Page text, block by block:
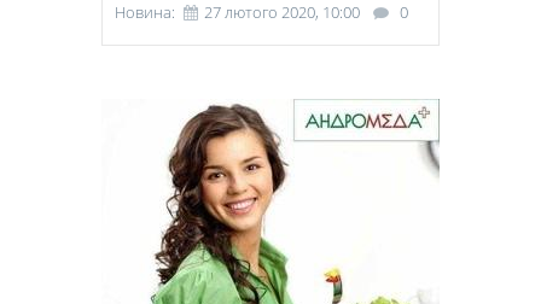
Новина: 27 лютого 2020, 10:00 0